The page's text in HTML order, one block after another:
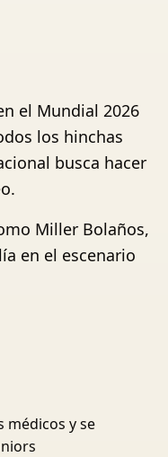
el Mundial 2026
los hinchas
busca hacer
Miller Bolaños,
en el escenario
médicos y se